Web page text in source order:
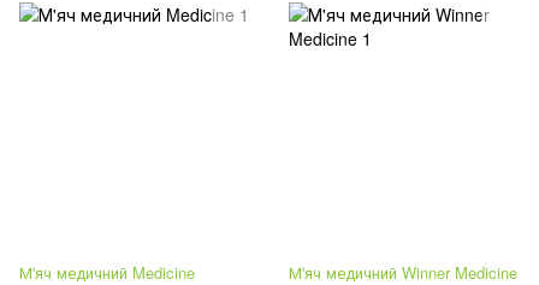
М'яч медичний Medicine М'яч медичний Winner Medicine